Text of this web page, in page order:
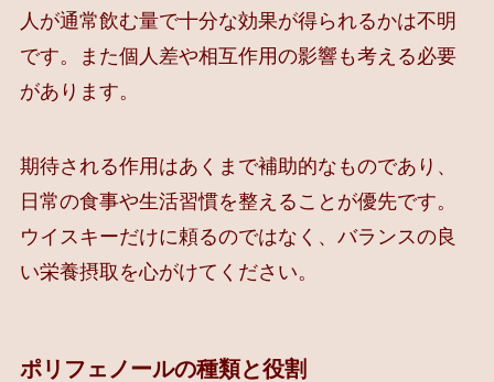
人が通常飲む量で十分な効果が得られるかは不明
です。また個人差や相互作用の影響も考える必要
があります。
期待される作用はあくまで補助的なものであり、
日常の食事や生活習慣を整えることが優先です。
ウイスキーだけに頼るのではなく、バランスの良
い栄養摂取を心がけてください。
ポリフェノールの種類と役割